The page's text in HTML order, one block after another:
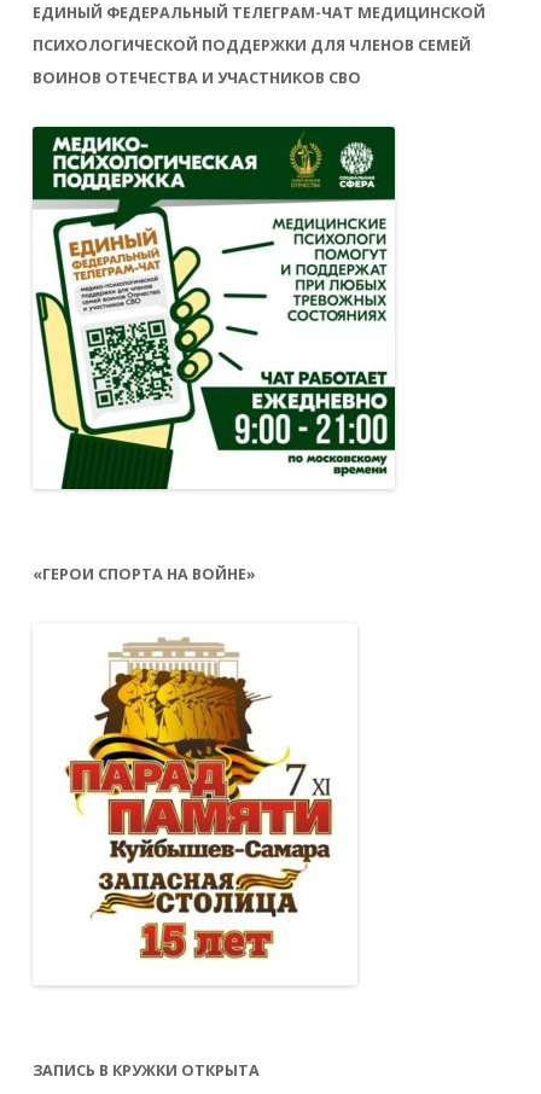
ЕДИНЫЙ ФЕДЕРАЛЬНЫЙ ТЕЛЕГРАМ-ЧАТ МЕДИЦИНСКОЙ
ПСИХОЛОГИЧЕСКОЙ ПОДДЕРЖКИ ДЛЯ ЧЛЕНОВ СЕМЕЙ
ВОИНОВ ОТЕЧЕСТВА И УЧАСТНИКОВ СВО
«ГЕРОИ СПОРТА НА ВОЙНЕ»
ЗАПИСЬ В КРУЖКИ ОТКРЫТА